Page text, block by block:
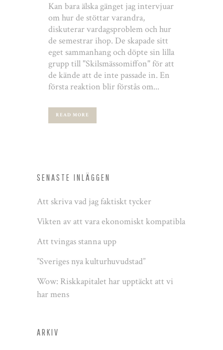
Kan bara älska gänget jag intervjuar
om hur de stöttar varandra,
diskuterar vardagsproblem och hur
de semestrar ihop. De skapade sitt
eget sammanhang och döpte sin lilla
grupp till "Skilsmässomiffon" för att
de kände att de inte passade in. En
första reaktion blir förstås om...
READ MORE
SENASTE INLÄGGEN
Att skriva vad jag faktiskt tycker
Vikten av att vara ekonomiskt kompatibla
Att tvingas stanna upp
”Sveriges nya kulturhuvudstad”
Wow: Riskkapitalet har upptäckt att vi
har mens
ARKIV